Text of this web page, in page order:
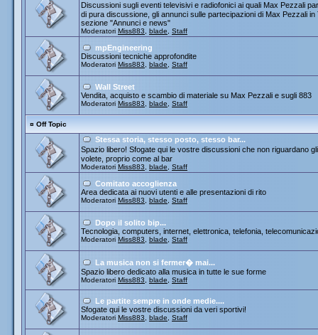
Discussioni sugli eventi televisivi e radiofonici ai quali Max Pezzali
di pura discussione, gli annunci sulle partecipazioni di Max Pezzali
sezione "Annunci e news"
Moderatori Miss883 blade Staff
mpEngineering
Discussioni tecniche approfondite
Moderatori Miss883 blade Staff
Wall Street
Vendita, acquisto e scambio di materiale su Max Pezzali e sugli 883
Moderatori Miss883 blade Staff
¤ Off Topic
Stessa storia, stesso posto, stesso bar...
Spazio libero! Sfogate qui le vostre discussioni che non riguardano
volete, proprio come al bar
Moderatori Miss883 blade Staff
Comitato accoglienza
Area dedicata ai nuovi utenti e alle presentazioni di rito
Moderatori Miss883 blade Staff
Dopo il solito bip...
Tecnologia, computers, internet, elettronica, telefonia,
Moderatori Miss883 blade Staff
La musica non si fermer� mai...
Spazio libero dedicato alla musica in tutte le sue forme
Moderatori Miss883 blade Staff
Le partite sempre in onde medie....
Sfogate qui le vostre discussioni da veri sportivi!
Moderatori Miss883 blade Staff